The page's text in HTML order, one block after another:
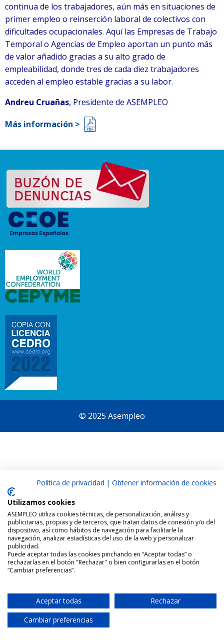
continua de los trabajadores, aún más en situaciones de
primer empleo o reinserción laboral de colectivos con
dificultades ocupacionales. Aquí las Empresas de Trabajo
Temporal o Agencias de Empleo aportan un punto más
de valor añadido gracias a su alto grado de
empleabilidad, donde tres de cada diez trabajadores
acceden al empleo estable gracias a su labor.
Andreu Cruañas, Presidente de ASEMPLEO
Más información >
© 2025 Asempleo
Política de privacidad | Obtener información de cookies
Utilizamos cookies
ASEMPLEO utiliza cookies técnicas, de personalización, análisis y
publicitarias, propias y de terceros, que tratan datos de conexión y/o del
dispositivo, así como hábitos de navegación para facilitarle la
navegación, analizar estadísticas del uso de la web y personalizar
publicidad.
Puede aceptar todas las cookies pinchando en “Aceptar todas” o
rechazarlas en el botón "Rechazar" o bien configurarlas en el botón
“Cambiar preferencias”.
Aceptar todas
Rechazar
Cambiar preferencias